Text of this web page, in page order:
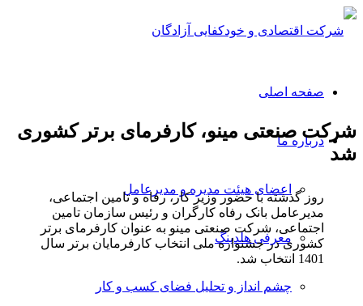
صفحه اصلی
درباره ما
اعضای هیئت مدیره و مدیرعامل
معرفی هلدینگ
چشم انداز و تحلیل فضای کسب و کار
شرکت صنعتی مینو، کارفرمای برتر کشوری
شد
روز گذشته با حضور وزیر کار، رفاه و تامین اجتماعی،
مدیرعامل بانک رفاه کارگران و رئیس سازمان تامین
اجتماعی، شرکت صنعتی مینو به عنوان کارفرمای برتر
کشوری در جشنواره ملی انتخاب کارفرمایان برتر سال
1401 انتخاب شد.